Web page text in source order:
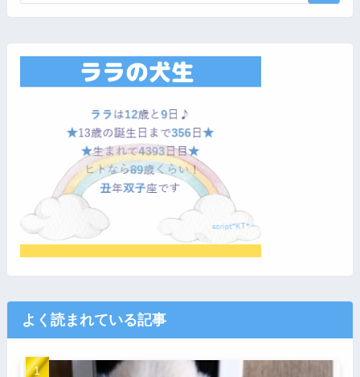
よく読まれている記事